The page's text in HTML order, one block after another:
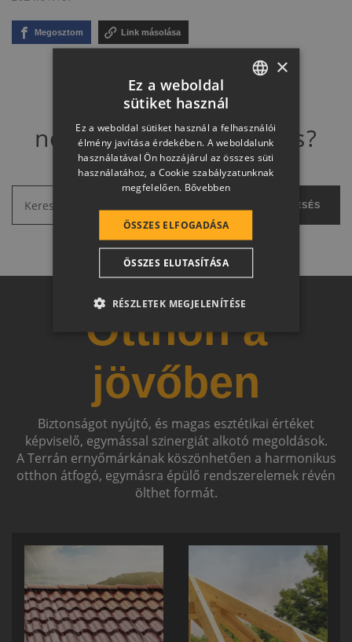
Megosztom Link másolása
nem találja amit keres?
KERESÉS
Otthon a
jövőben
Biztonságot nyújtó, és magas esztétikai értéket
képviselő, egymással szinergiát alkotó megoldások.
A Terrán ernyőmárkának köszönhetően a harmonikus
otthon átfogó, egymásra épülő rendszerelemek révén
ölthet formát.
HUNGARIAN
SLOVAK
GERMAN
ROMANIAN
CROATIAN
SR
RO-HU
ITALIAN
×
Ez a weboldal
sütiket használ
Ez a weboldal sütiket használ a felhasználói
élmény javítása érdekében. A weboldalunk
használatával Ön hozzájárul az összes süti
használatához, a Cookie szabályzatunknak
megfelelően. Bővebben
ÖSSZES ELFOGADÁSA
ÖSSZES ELUTASÍTÁSA
RÉSZLETEK MEGJELENÍTÉSE